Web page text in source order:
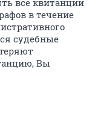
все квитанции
в течение
судебные
Вы